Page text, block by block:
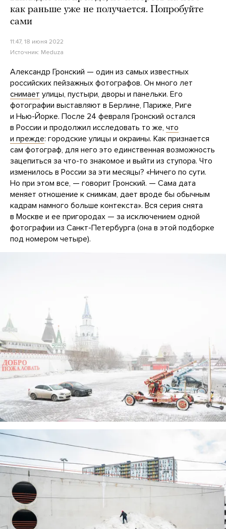
как раньше уже не получается. Попробуйте
сами
11:47, 18 июня 2022
Источник: Meduza
Александр Гронский — один из самых известных
российских пейзажных фотографов. Он много лет
снимает улицы, пустыри, дворы и панельки. Его
фотографии выставляют в Берлине, Париже, Риге
и Нью-Йорке. После 24 февраля Гронский остался
в России и продолжил исследовать то же, что
и прежде: городские улицы и окраины. Как признается
сам фотограф, для него это единственная возможность
зацепиться за что-то знакомое и выйти из ступора. Что
изменилось в России за эти месяцы? «Ничего по сути.
Но при этом все, — говорит Гронский. — Сама дата
меняет отношение к снимкам, дает вроде бы обычным
кадрам намного больше контекста». Вся серия снята
в Москве и ее пригородах — за исключением одной
фотографии из Санкт-Петербурга (она в этой подборке
под номером четыре).